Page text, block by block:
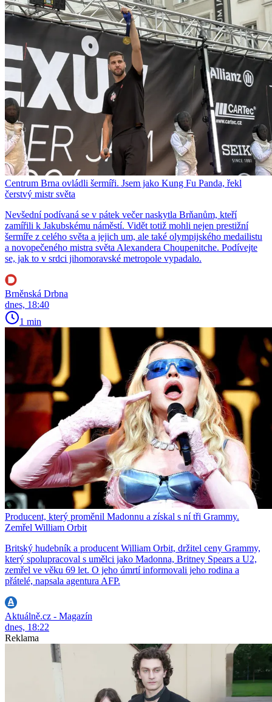
Centrum Brna ovládli šermíři. Jsem jako Kung Fu Panda, řekl
čerstvý mistr světa
Nevšední podívaná se v pátek večer naskytla Brňanům, kteří
zamířili k Jakubskému náměstí. Vidět totiž mohli nejen prestižní
šermíře z celého světa a jejich um, ale také olympijského medailistu
a novopečeného mistra světa Alexandera Choupenitche. Podívejte
se, jak to v srdci jihomoravské metropole vypadalo.
Brněnská Drbna
dnes, 18:40
1 min
Producent, který proměnil Madonnu a získal s ní tři Grammy.
Zemřel William Orbit
Britský hudebník a producent William Orbit, držitel ceny Grammy,
který spolupracoval s umělci jako Madonna, Britney Spears a U2,
zemřel ve věku 69 let. O jeho úmrtí informovali jeho rodina a
přátelé, napsala agentura AFP.
Aktuálně.cz - Magazín
dnes, 18:22
Reklama